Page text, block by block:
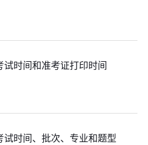
时间和准考证打印时间
时间、批次、专业和题型